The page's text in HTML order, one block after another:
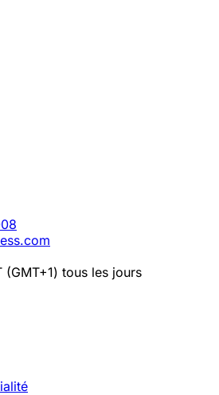
(GMT+1) tous les jours